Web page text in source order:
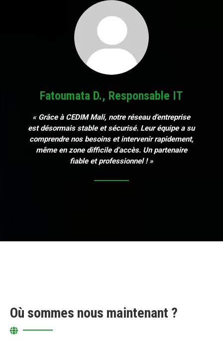
Fatoumata D., Responsable IT
« Grâce à CEDIM Mali, notre réseau d’entreprise
est désormais stable et sécurisé. Leur équipe a su
comprendre nos besoins et intervenir rapidement,
même en zone difficile d’accès. Un partenaire
fiable et professionnel ! »
Où sommes nous maintenant ?